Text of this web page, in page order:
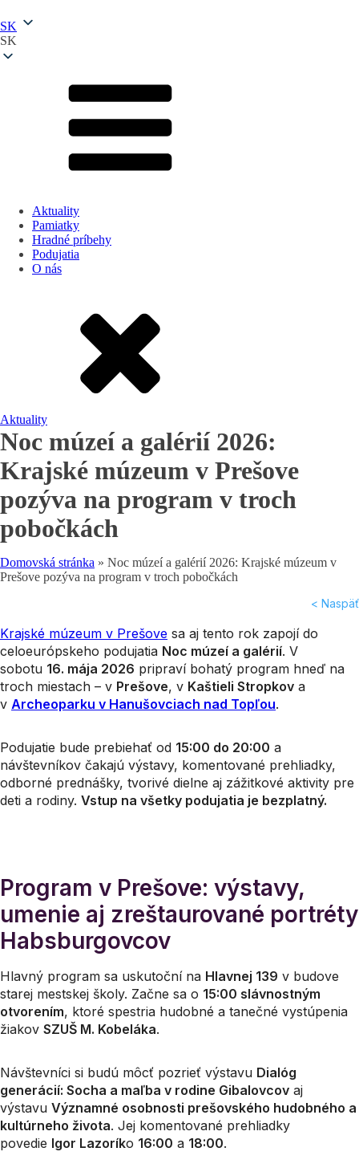
SK
SK
Aktuality
Pamiatky
Hradné príbehy
Podujatia
O nás
Aktuality
Noc múzeí a galérií 2026:
Krajské múzeum v Prešove
pozýva na program v troch
pobočkách
Domovská stránka » Noc múzeí a galérií 2026: Krajské múzeum v
Prešove pozýva na program v troch pobočkách
< Naspäť
Krajské múzeum v Prešove sa aj tento rok zapojí do
celoeurópskeho podujatia Noc múzeí a galérií. V
sobotu 16. mája 2026 pripraví bohatý program hneď na
troch miestach – v Prešove, v Kaštieli Stropkov a
v Archeoparku v Hanušovciach nad Topľou.
Podujatie bude prebiehať od 15:00 do 20:00 a
návštevníkov čakajú výstavy, komentované prehliadky,
odborné prednášky, tvorivé dielne aj zážitkové aktivity pre
deti a rodiny. Vstup na všetky podujatia je bezplatný.
Program v Prešove: výstavy,
umenie aj zreštaurované portréty
Habsburgovcov
Hlavný program sa uskutoční na Hlavnej 139 v budove
starej mestskej školy. Začne sa o 15:00 slávnostným
otvorením, ktoré spestria hudobné a tanečné vystúpenia
žiakov SZUŠ M. Kobeláka.
Návštevníci si budú môcť pozrieť výstavu Dialóg
generácií: Socha a maľba v rodine Gibalovcov aj
výstavu Významné osobnosti prešovského hudobného a
kultúrneho života. Jej komentované prehliadky
povedie Igor Lazoríko 16:00 a 18:00.